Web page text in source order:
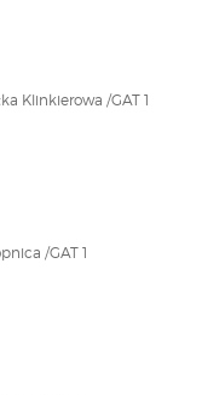
Klinkierowa /GAT 1
/GAT 1